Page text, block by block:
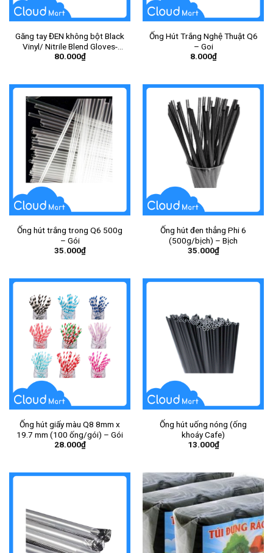
Găng tay ĐEN không bột Black
Vinyl/ Nitrile Blend Gloves-
power free ( size S) – Hộp
80.000₫
Ống Hút Trắng Nghệ Thuật Q6
– Goi
8.000₫
Ống hút trắng trong Q6 500g
– Gói
35.000₫
Ống hút đen thẳng Phi 6
(500g/bịch) – Bịch
35.000₫
Ống hút giấy màu Q8 8mm x
19.7 mm (100 ống/gói) – Gói
28.000₫
Ống hút uống nóng (ống
khoáy Cafe)
13.000₫